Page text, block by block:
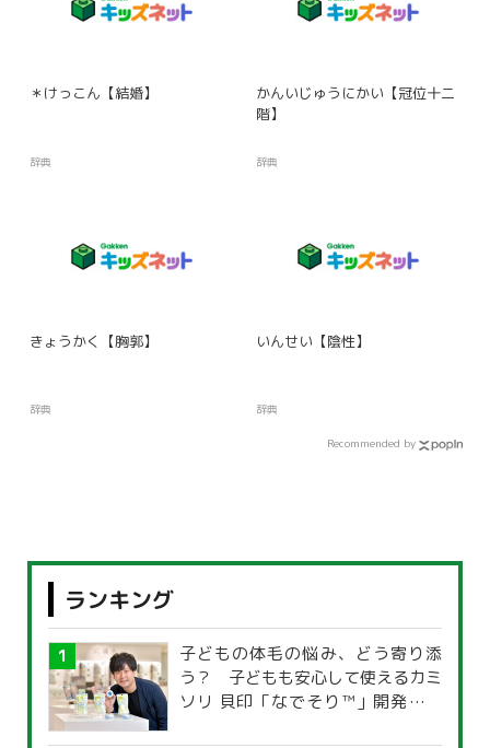
＊けっこん【結婚】
辞典
かんいじゅうにかい【冠位十二
階】
辞典
きょうかく【胸郭】
辞典
いんせい【陰性】
辞典
Recommended by
ランキング
子どもの体毛の悩み、どう寄り添
う？ 子どもも安心して使えるカミ
ソリ 貝印「なでそり™」開発の思